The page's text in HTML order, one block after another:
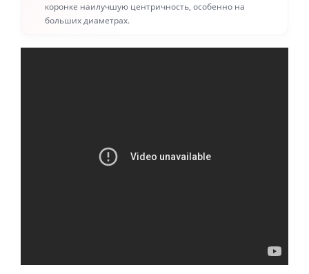
коронке наилучшую центричность, особенно на
больших диаметрах.